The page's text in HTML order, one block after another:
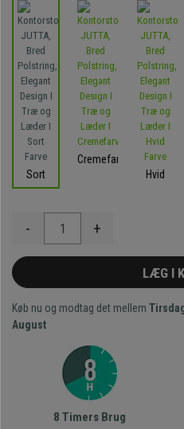
Sort
Cremefarvet
Hvid
- +
LÆG I
Køb nu og modtag det mellem
August
8 Timers Brug